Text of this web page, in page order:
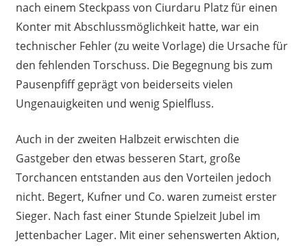
nach einem Steckpass von Ciurdaru Platz für einen
Konter mit Abschlussmöglichkeit hatte, war ein
technischer Fehler (zu weite Vorlage) die Ursache für
den fehlenden Torschuss. Die Begegnung bis zum
Pausenpfiff geprägt von beiderseits vielen
Ungenauigkeiten und wenig Spielfluss.
Auch in der zweiten Halbzeit erwischten die
Gastgeber den etwas besseren Start, große
Torchancen entstanden aus den Vorteilen jedoch
nicht. Begert, Kufner und Co. waren zumeist erster
Sieger. Nach fast einer Stunde Spielzeit Jubel im
Jettenbacher Lager. Mit einer sehenswerten Aktion,